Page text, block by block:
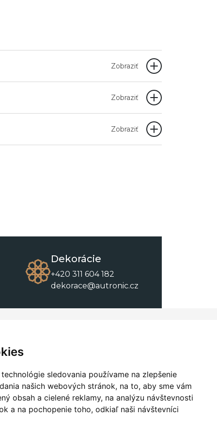
sledovania používame na zlepšenie
našich webových stránok, na to, aby sme vám
obsah a cielené reklamy, na analýzu návštevnosti
a na pochopenie toho, odkiaľ naši návštevníci
Zobraziť
Zobraziť
Zobraziť
Dekorácie
+420 311 604 182
dekorace@autronic.cz
Kontakty